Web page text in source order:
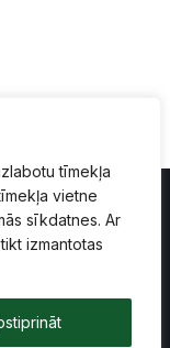
tīmekļa
vietne
sīkdatnes. Ar
izmantotas
Lapas karte
aizsargātas.